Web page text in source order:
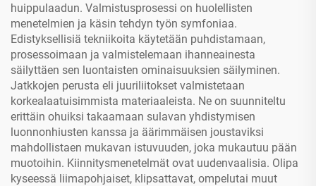
huippulaadun. Valmistusprosessi on huolellisten
menetelmien ja käsin tehdyn työn symfoniaa.
Edistyksellisiä tekniikoita käytetään puhdistamaan,
prosessoimaan ja valmistelemaan ihanneainesta
säilyttäen sen luontaisten ominaisuuksien säilyminen.
Jatkkojen perusta eli juuriliitokset valmistetaan
korkealaatuisimmista materiaaleista. Ne on suunniteltu
erittäin ohuiksi takaamaan sulavan yhdistymisen
luonnonhiusten kanssa ja äärimmäisen joustaviksi
mahdollistaen mukavan istuvuuden, joka mukautuu pään
muotoihin. Kiinnitysmenetelmät ovat uudenvaalisia. Olipa
kyseessä liimapohjaiset, klipsattavat, ompelutai muut